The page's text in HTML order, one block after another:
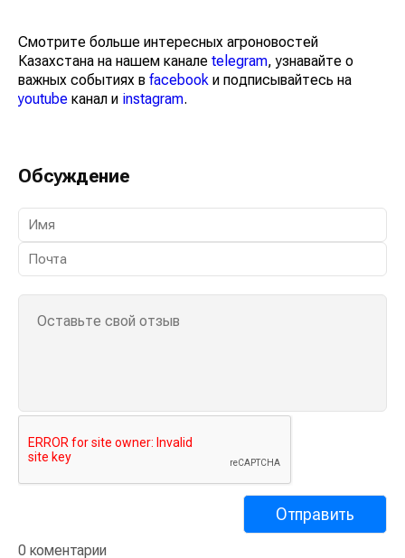
Смотрите больше интересных агроновостей
Казахстана на нашем канале telegram, узнавайте о
важных событиях в facebook и подписывайтесь на
youtube канал и instagram.
Обсуждение
0 коментарии